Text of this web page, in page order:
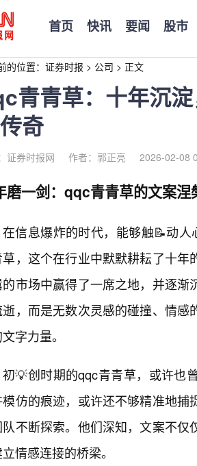
首页 快讯 要闻 股市
的位置： 证券时报 > 公司 > 正文
青青草：十年沉
奇
证券时报网 作者：郭正亮 2026-02-08
磨一剑：qqc青青草的文案涅
在信息爆炸的时代，能够触📝动
草，这个在行业中默默耕耘了十
的市场中赢得了一席之地，并逐
逝，而是无数次灵感的碰撞、情
字力量。
初💡创时期的qqc青青草，或许也
仿的痕迹，或许还不够精准地
不断探索。他们深知，文案不
情感连接的桥梁。